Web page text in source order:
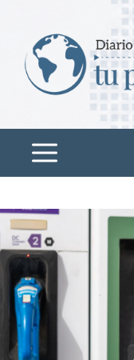
contenido
Menú